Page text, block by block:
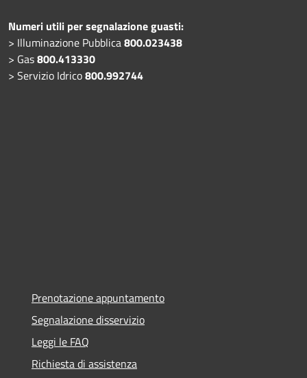
Numeri utili per segnalazione guasti:
> Illuminazione Pubblica800.023438
> Gas800.413330
> Servizio Idrico800.992744
Prenotazione appuntamento
Segnalazione disservizio
Leggi le FAQ
Richiesta di assistenza